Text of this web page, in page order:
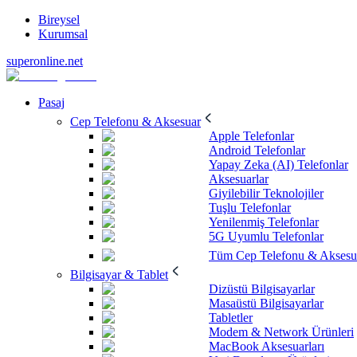
Bireysel
Kurumsal
superonline.net
Pasaj
Cep Telefonu & Aksesuar
Apple Telefonlar
Android Telefonlar
Yapay Zeka (AI) Telefonlar
Aksesuarlar
Giyilebilir Teknolojiler
Tuşlu Telefonlar
Yenilenmiş Telefonlar
5G Uyumlu Telefonlar
Tüm Cep Telefonu &
Bilgisayar & Tablet
Dizüstü Bilgisayarlar
Masaüstü Bilgisayarlar
Tabletler
Modem & Network Ürünleri
MacBook Aksesuarları